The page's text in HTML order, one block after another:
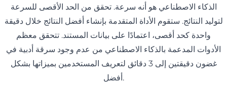
الذكاء الاصطناعي هو أنه سرعة. تحقق من الحد الأقصى للسرعة
لتوليد النتائج. ستقوم الأداة المتقدمة بإنشاء أفضل النتائج خلال دقيقة
واحدة كحد أقصى، اعتمادًا على بيانات المستند. تتحقق معظم
الأدوات المدعمة بالذكاء الاصطناعي من عدم وجود سرقة أدبية في
غضون دقيقتين إلى 3 دقائق لتعريف المستخدمين بميزاتها بشكل
أفضل.